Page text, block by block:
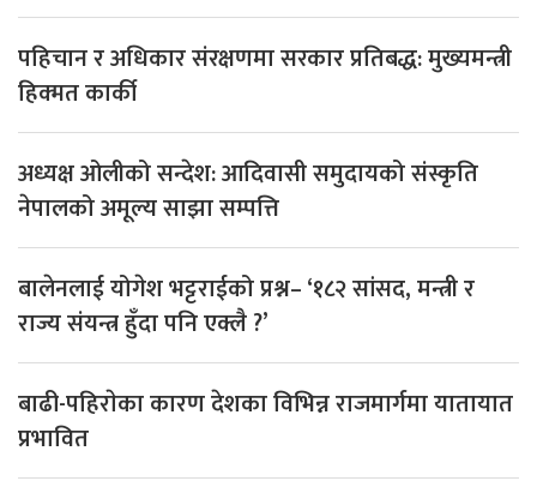
पहिचान र अधिकार संरक्षणमा सरकार प्रतिबद्ध: मुख्यमन्त्री
हिक्मत कार्की
अध्यक्ष ओलीको सन्देश: आदिवासी समुदायको संस्कृति
नेपालको अमूल्य साझा सम्पत्ति
बालेनलाई योगेश भट्टराईको प्रश्न– ‘१८२ सांसद, मन्त्री र
राज्य संयन्त्र हुँदा पनि एक्लै ?’
बाढी-पहिराेका कारण देशका विभिन्न राजमार्गमा यातायात
प्रभावित